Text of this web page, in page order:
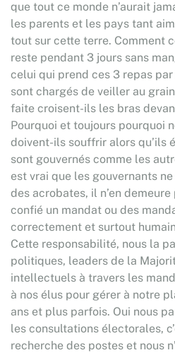
que tout ce monde n’aurait
les parents et les pays tant
tout sur cette terre. Comment
reste pendant 3 jours sans
celui qui prend ces 3 repas
sont chargés de veiller au
faite croisent-ils les bras
Pourquoi et toujours pourquoi
doivent-ils souffrir alors qu’ils
sont gouvernés comme les
est vrai que les gouvernants
des acrobates, il n’en
confié un mandat ou des
correctement et surtout
Cette responsabilité, nous la
politiques, leaders de la
intellectuels à travers les
à nos élus pour gérer à notre
ans et plus parfois. Oui nous
les consultations électorales,
recherche des postes et nous